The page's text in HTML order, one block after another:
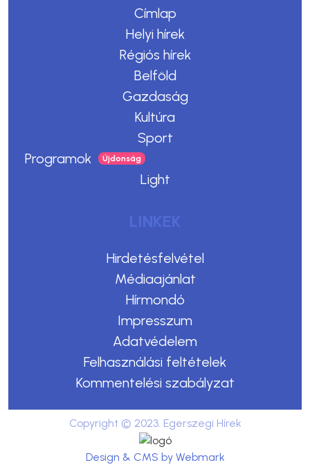
Címlap
Helyi hírek
Régiós hírek
Belföld
Gazdaság
Kultúra
Sport
Programok
Light
LINKEK
Hirdetésfelvétel
Médiaajánlat
Hírmondó
Impresszum
Adatvédelem
Felhasználási feltételek
Kommentelési szabályzat
Copyright © 2023. Egerszegi Hírek
Design & CMS by Webmark